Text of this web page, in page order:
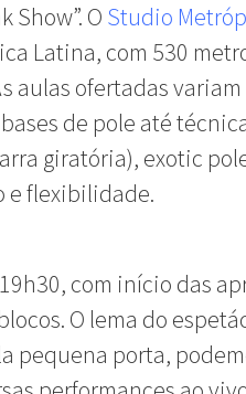
Show”. O Studio
Latina, com 530
aulas ofertadas
de pole até
giratória), exotic
e flexibilidade.
com início das
O lema do
pequena porta,